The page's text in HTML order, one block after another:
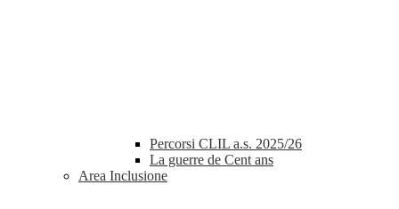
Percorsi CLIL a.s. 2025/26
La guerre de Cent ans
Area Inclusione